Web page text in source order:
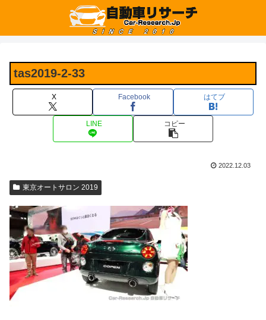
tas2019-2-33
X Facebook はてブ
LINE コピー
2022.12.03
東京オートサロン 2019